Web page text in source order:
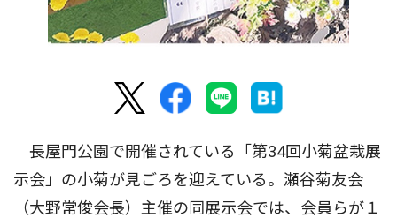
長屋門公園で開催されている「第34回小菊盆栽展
示会」の小菊が見ごろを迎えている。瀬谷菊友会
（大野常俊会長）主催の同展示会では、会員らが１